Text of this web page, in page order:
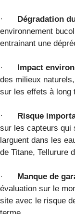
· Dégradation
environnement
entrainant une
· Impact
des milieux
sur les effets à long
· Risque
sur les capteurs qui
larguent dans les
de Titane, Tellurure
· Manque de
évaluation sur le
site avec le risque